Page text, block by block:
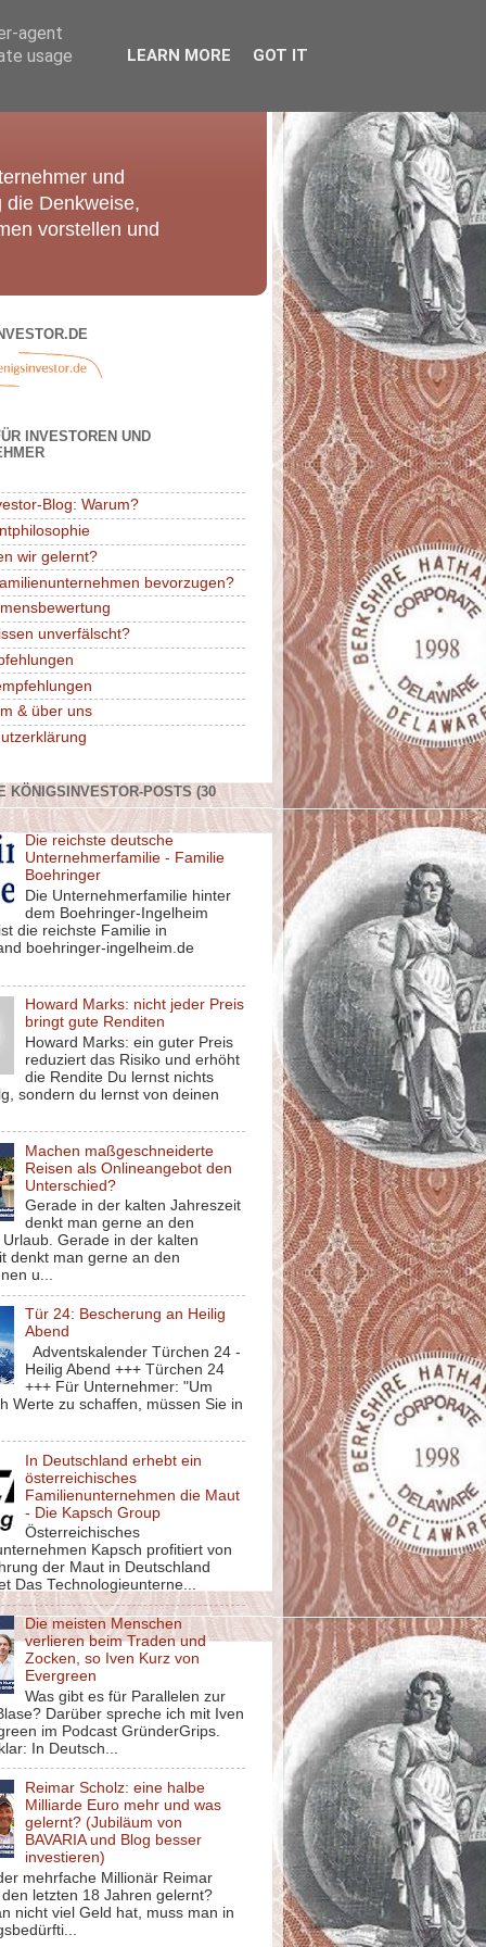
und
die Denkweise,
vorstellen und
INVESTOREN UND
Blog: Warum?
wir gelernt?
bevorzugen?
unverfälscht?
& über uns
KÖNIGSINVESTOR-POSTS (30
Die reichste deutsche
Unternehmerfamilie - Familie
Boehringer
Die Unternehmerfamilie hinter
dem Boehringer-Ingelheim
die reichste Familie in
boehringer-ingelheim.de
Howard Marks: nicht jeder Preis
bringt gute Renditen
Howard Marks: ein guter Preis
reduziert das Risiko und erhöht
die Rendite Du lernst nichts
sondern du lernst von deinen
Machen maßgeschneiderte
Reisen als Onlineangebot den
Unterschied?
Gerade in der kalten Jahreszeit
denkt man gerne an den
Gerade in der kalten
denkt man gerne an den
u...
Tür 24: Bescherung an Heilig
Abend
Adventskalender Türchen 24 -
Heilig Abend +++ Türchen 24
+++ Für Unternehmer: "Um
Werte zu schaffen, müssen Sie in
In Deutschland erhebt ein
österreichisches
Familienunternehmen die Maut
- Die Kapsch Group
Österreichisches
Kapsch profitiert von
der Maut in Deutschland
Das Technologieunterne...
Die meisten Menschen
verlieren beim Traden und
Zocken, so Iven Kurz von
Evergreen
Was gibt es für Parallelen zur
Darüber spreche ich mit Iven
im Podcast GründerGrips.
In Deutsch...
Reimar Scholz: eine halbe
Milliarde Euro mehr und was
gelernt? (Jubiläum von
BAVARIA und Blog besser
investieren)
mehrfache Millionär Reimar
letzten 18 Jahren gelernt?
nicht viel Geld hat, muss man in
agent
usage
LEARN MORE GOT IT